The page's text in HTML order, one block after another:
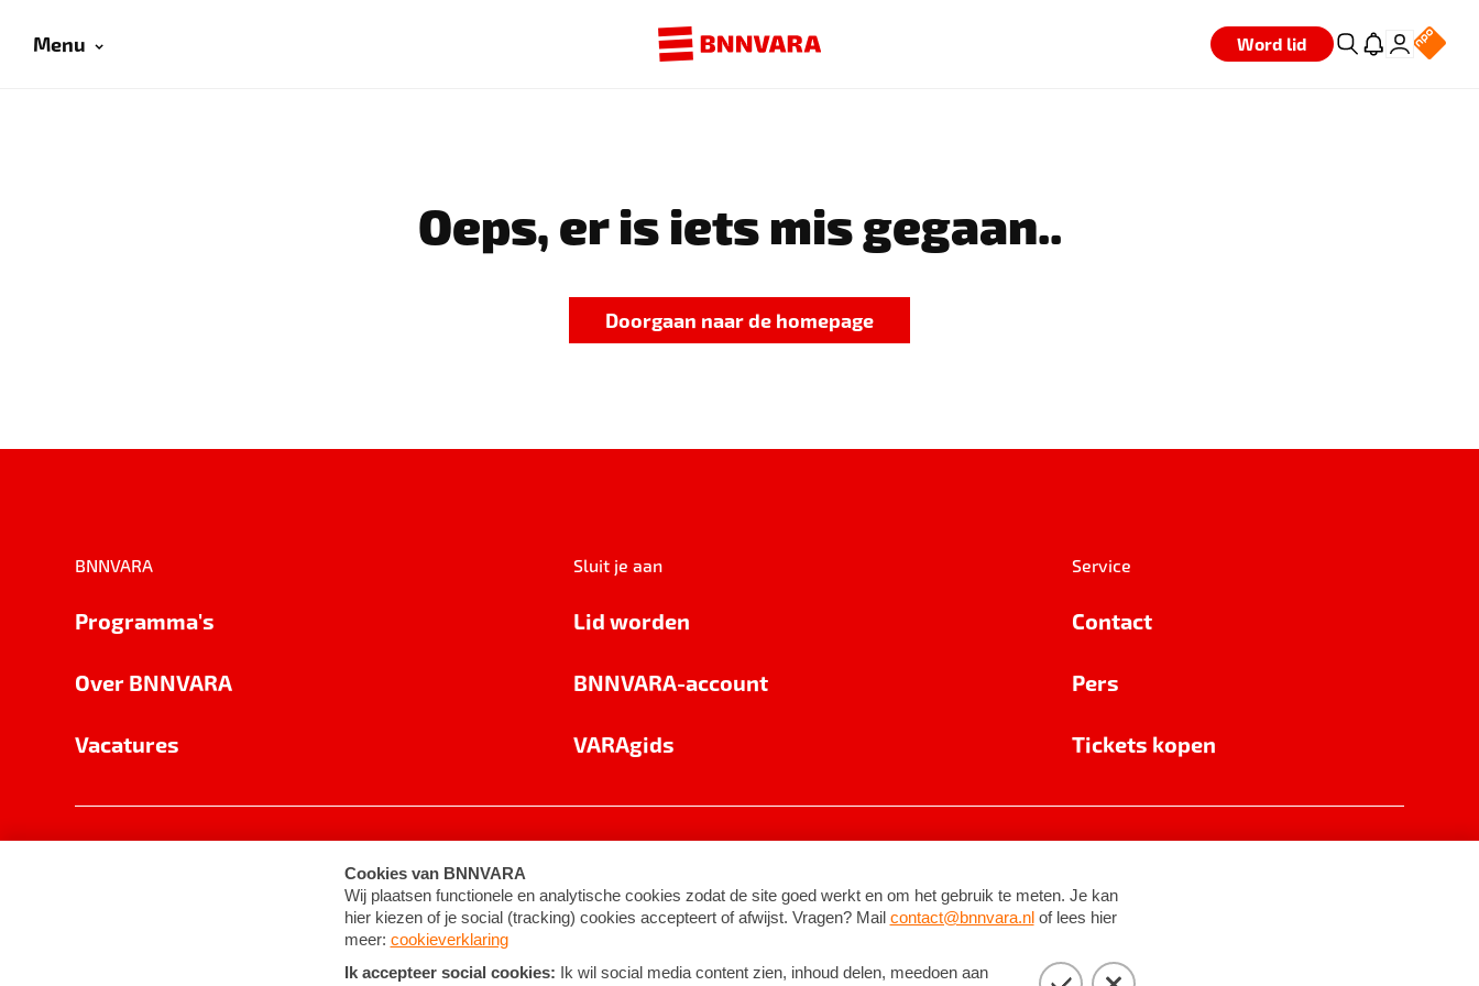
Menu Word lid
Oeps, er is iets mis gegaan..
Doorgaan naar de homepage
BNNVARA
Programma's
Over BNNVARA
Vacatures
Sluit je aan
Lid worden
BNNVARA-account
VARAgids
Service
Contact
Pers
Tickets kopen
Cookie-instellingen Algemene voorwaarden ©2026BNNVARA